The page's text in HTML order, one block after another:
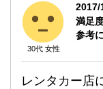
30代 女性
2017/
満足
参考
レンタカー店